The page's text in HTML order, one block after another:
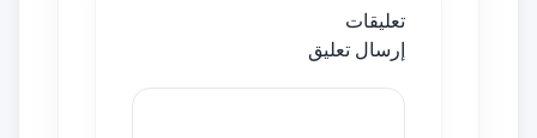
تعليقات
إرسال تعليق